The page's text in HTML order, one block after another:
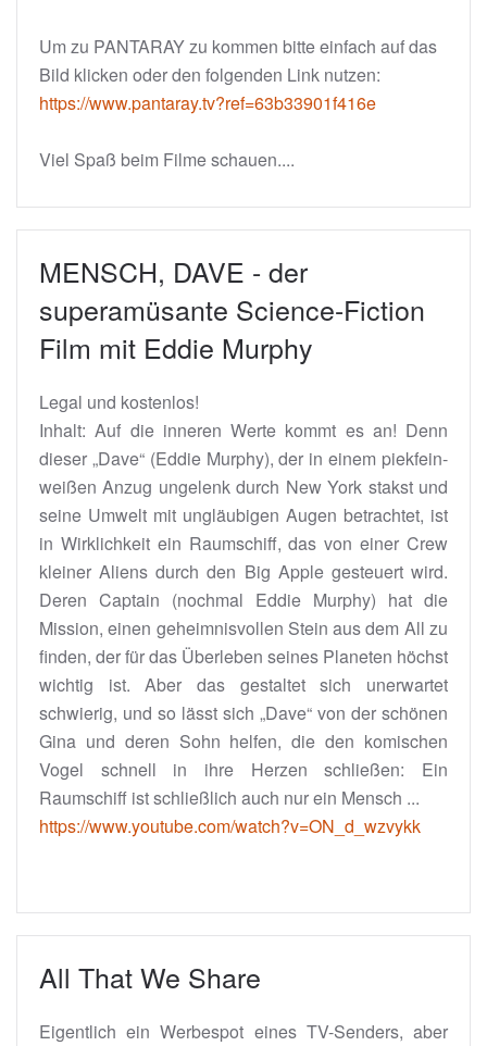
Um zu PANTARAY zu kommen bitte einfach auf das
Bild klicken oder den folgenden Link nutzen:
https://www.pantaray.tv?ref=63b33901f416e
Viel Spaß beim Filme schauen....
MENSCH, DAVE - der
superamüsante Science-Fiction
Film mit Eddie Murphy
Legal und kostenlos!
Inhalt: Auf die inneren Werte kommt es an! Denn
dieser „Dave“ (Eddie Murphy), der in einem piekfein-
weißen Anzug ungelenk durch New York stakst und
seine Umwelt mit ungläubigen Augen betrachtet, ist
in Wirklichkeit ein Raumschiff, das von einer Crew
kleiner Aliens durch den Big Apple gesteuert wird.
Deren Captain (nochmal Eddie Murphy) hat die
Mission, einen geheimnisvollen Stein aus dem All zu
finden, der für das Überleben seines Planeten höchst
wichtig ist. Aber das gestaltet sich unerwartet
schwierig, und so lässt sich „Dave“ von der schönen
Gina und deren Sohn helfen, die den komischen
Vogel schnell in ihre Herzen schließen: Ein
Raumschiff ist schließlich auch nur ein Mensch ...
https://www.youtube.com/watch?v=ON_d_wzvykk
All That We Share
Eigentlich ein Werbespot eines TV-Senders, aber